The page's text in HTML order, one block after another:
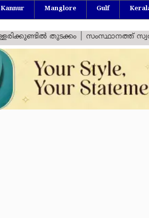
Kannur Manglore Gulf